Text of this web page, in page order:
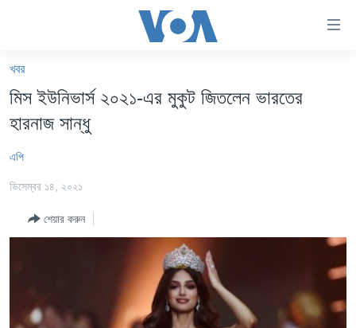
যান।
প্রধান
যান
যান
ভারত
টেলিভিশন
খবর
মিস ইউনিভার্স ২০২১-এর মুকুট জিতলেন ভারতের
হারনাজ সান্ধু
এপি
ডিসেম্বর ১৪, ২০২১
শেয়ার করুন